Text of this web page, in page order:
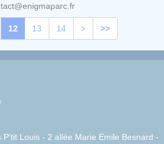
12 13 14 > >>
Louis - 2 allée Marie Emile Besnard -